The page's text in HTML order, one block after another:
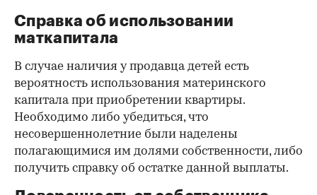
Справка об использовании
маткапитала
В случае наличия у продавца детей есть
вероятность использования материнского
капитала при приобретении квартиры.
Необходимо либо убедиться, что
несовершеннолетние были наделены
полагающимися им долями собственности, либо
получить справку об остатке данной выплаты.